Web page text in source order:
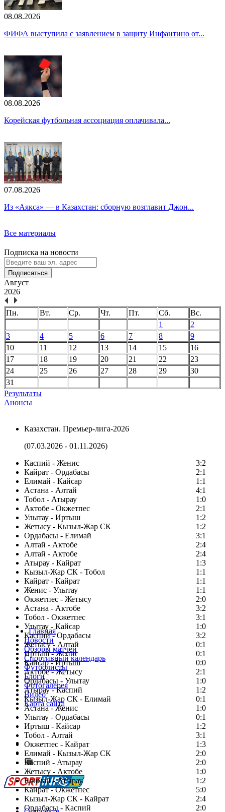
08.08.2026
ФИФА выступила с заявлением в защиту Инфантино от...
08.08.2026
Корейская футбольная ассоциация оплачивала...
07.08.2026
Из «Аякса» — в Казахстан: сборную возглавит Джон...
Все материалы
Подписка на новости
Подписаться
Август
2026
Пн. Вт. Ср. Чт. Пт. Сб.
Вс.
1
2
3
4 5 6 7 8
9
10
11 12 13 14 15
16
17
18 19 20 21 22
23
24
25 26 27 28 29
30
31
Результаты
Анонсы
Казахстан. Премьер-лига-2026
(07.03.2026 - 01.11.2026)
Каспий - Женис
3:2
Кайрат - Ордабасы
2:1
Елимай - Кайсар
1:1
Астана - Алтай
4:1
Тобол - Атырау
1:0
Актобе - Окжетпес
2:1
Улытау - Иртыш
1:2
Жетысу - Кызыл-Жар СК
1:2
Ордабасы - Елимай
3:1
Алтай - Актобе
2:4
Алтай - Актобе
2:4
Атырау - Кайрат
1:3
Кызыл-Жар СК - Тобол
1:1
Кайрат - Кайрат
1:1
Женис - Улытау
1:1
Окжетпес - Жетысу
2:0
Астана - Актобе
3:2
Тобол - Окжетпес
3:1
Улытау - Кайсар
1:0
Каспий - Ордабасы
3:2
Жетысу - Алтай
0:1
Иртыш - Женис
0:1
Кайсар - Иртыш
0:0
Актобе - Жетысу
2:1
Ордабасы - Улытау
1:0
Атырау - Каспий
1:2
Кызыл-Жар СК - Елимай
0:1
Астана - Женис
1:0
Улытау - Ордабасы
0:1
Иртыш - Кайсар
1:2
Тобол - Алтай
3:1
Окжетпес - Кайрат
1:3
Елимай - Кызыл-Жар СК
2:0
Каспий - Атырау
2:0
Жетысу - Актобе
1:0
Елимай - Атырау
1:2
Кайрат - Окжетпес
5:0
Кызыл-Жар СК - Кайрат
2:4
Ордабасы - Каспий
2:0
Главная
Новости
Обзоры матчей
Спортивный календарь
Футболисты
Блоги
Фотогалерея
Видео
Карта сайта
Есть идея?
Сообщить о мероприятии
Перейти на старый сайт